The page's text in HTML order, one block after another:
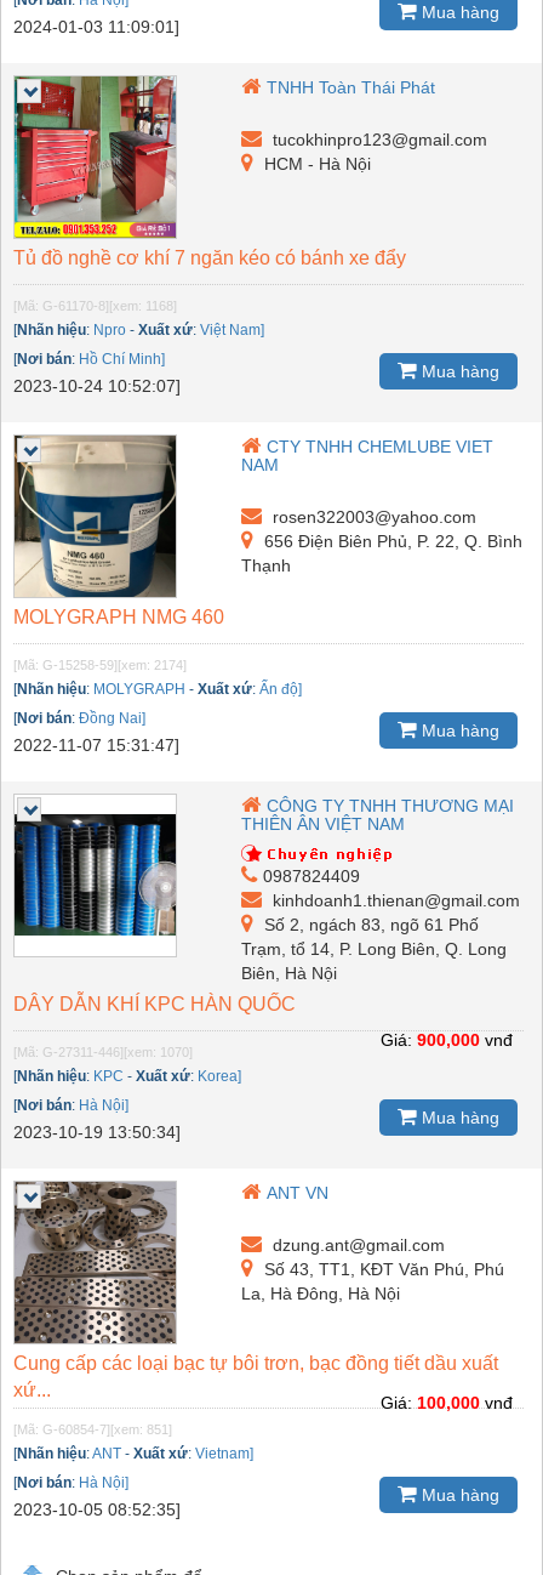
2024-01-03 11:09:01]
Mua hàng
TNHH Toàn Thái Phát
tucokhinpro123@gmail.com
HCM - Hà Nội
Tủ đồ nghề cơ khí 7 ngăn kéo có bánh xe đẩy
[Mã: G-61170-8][xem: 1168]
[Nhãn hiệu: Npro - Xuất xứ: Việt Nam]
[Nơi bán: Hồ Chí Minh]
2023-10-24 10:52:07]
Mua hàng
CTY TNHH CHEMLUBE VIET
NAM
rosen322003@yahoo.com
656 Điện Biên Phủ, P. 22, Q. Bình
Thạnh
MOLYGRAPH NMG 460
[Mã: G-15258-59][xem: 2174]
[Nhãn hiệu: MOLYGRAPH - Xuất xứ: Ấn độ]
[Nơi bán: Đồng Nai]
2022-11-07 15:31:47]
Mua hàng
CÔNG TY TNHH THƯƠNG MẠI
THIÊN ÂN VIỆT NAM
0987824409
kinhdoanh1.thienan@gmail.com
Số 2, ngách 83, ngõ 61 Phố
Trạm, tổ 14, P. Long Biên, Q. Long
Biên, Hà Nội
DÂY DẪN KHÍ KPC HÀN QUỐC
[Mã: G-27311-446][xem: 1070]
[Nhãn hiệu: KPC - Xuất xứ: Korea]
[Nơi bán: Hà Nội]
2023-10-19 13:50:34]
Giá: 900,000 vnđ
Mua hàng
ANT VN
dzung.ant@gmail.com
Số 43, TT1, KĐT Văn Phú, Phú
La, Hà Đông, Hà Nội
Cung cấp các loại bạc tự bôi trơn, bạc đồng tiết dầu xuất
xứ...
[Mã: G-60854-7][xem: 851]
[Nhãn hiệu:ANT - Xuất xứ: Vietnam]
[Nơi bán: Hà Nội]
2023-10-05 08:52:35]
Giá: 100,000 vnđ
Mua hàng